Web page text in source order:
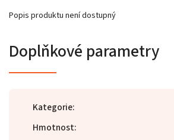
Popis produktu není dostupný
Doplňkové parametry
Kategorie:
Hmotnost: